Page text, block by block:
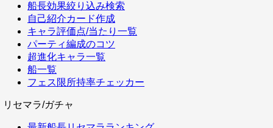
船長効果絞り込み検索
自己紹介カード作成
キャラ評価点/当たり一覧
パーティ編成のコツ
超進化キャラ一覧
船一覧
フェス限所持率チェッカー
リセマラ/ガチャ